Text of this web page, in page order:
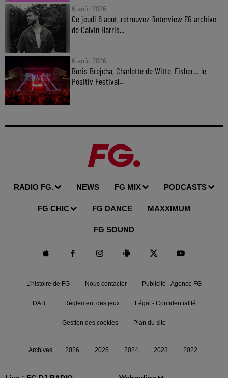
6 août 2026
Ce jeudi 6 aout, retrouvez l'interview FG archive
de Calvin Harris...
6 août 2026
Boris Brejcha, Charlotte de Witte, Fisher… le
Positiv Festival...
RADIO FG. NEWS FG MIX PODCASTS
FG CHIC FG DANCE MAXXIMUM
FG SOUND
L'histoire de FG Nous contacter Publicité - Agence FG
DAB+ Règlement des jeux Légal - Confidentialité
Gestion des cookies Plan du site
Archives 2026 2025 2024 2023 2022